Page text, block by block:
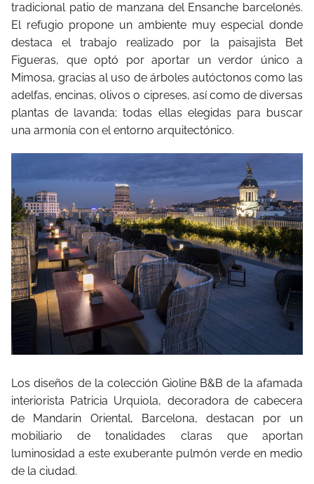
tradicional patio de manzana del Ensanche barcelonés.
El refugio propone un ambiente muy especial donde
destaca el trabajo realizado por la paisajista Bet
Figueras, que optó por aportar un verdor único a
Mimosa, gracias al uso de árboles autóctonos como las
adelfas, encinas, olivos o cipreses, así como de diversas
plantas de lavanda; todas ellas elegidas para buscar
una armonía con el entorno arquitectónico.
Los diseños de la colección Gioline B&B de la afamada
interiorista Patricia Urquiola, decoradora de cabecera
de Mandarin Oriental, Barcelona, destacan por un
mobiliario de tonalidades claras que aportan
luminosidad a este exuberante pulmón verde en medio
de la ciudad.